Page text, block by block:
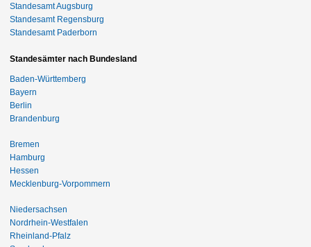
Standesamt Augsburg
Standesamt Regensburg
Standesamt Paderborn
Standesämter nach Bundesland
Baden-Württemberg
Bayern
Berlin
Brandenburg
Bremen
Hamburg
Hessen
Mecklenburg-Vorpommern
Niedersachsen
Nordrhein-Westfalen
Rheinland-Pfalz